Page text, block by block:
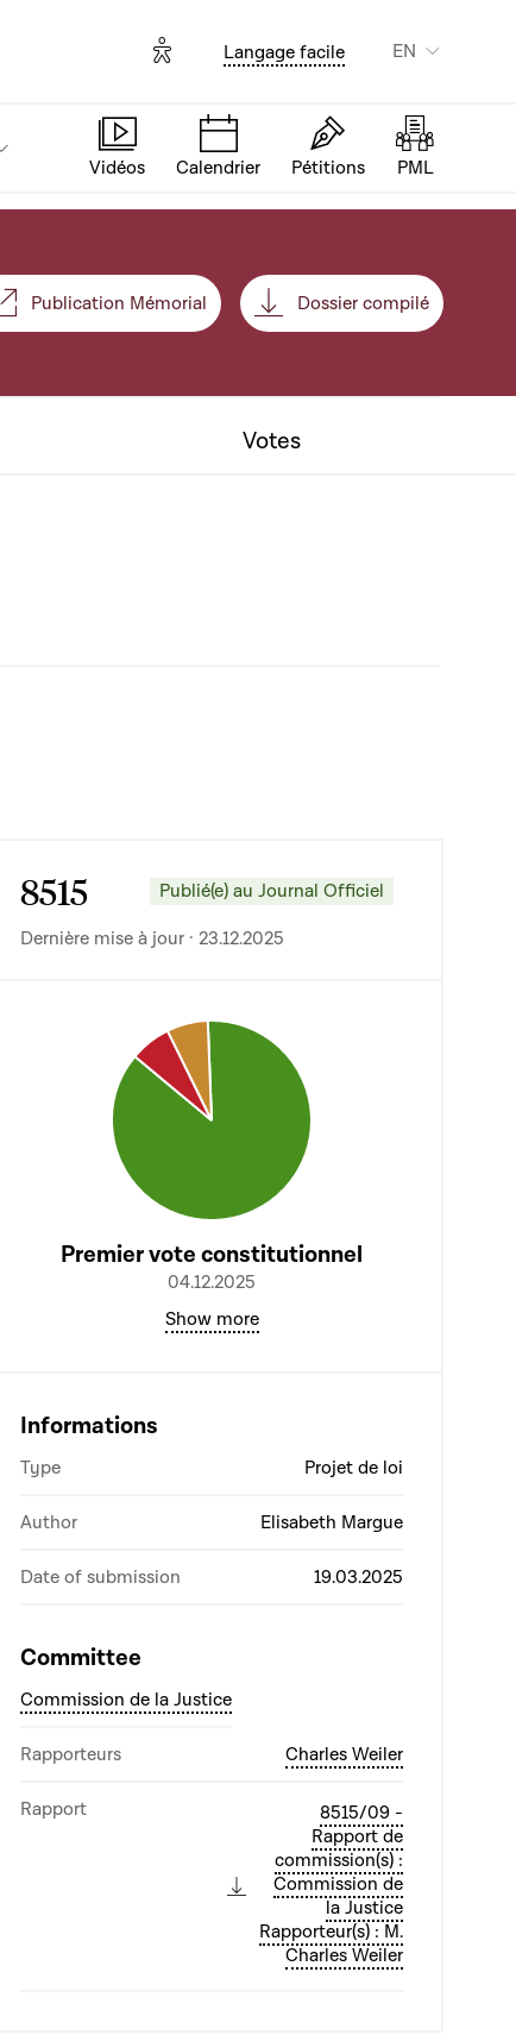
Options d'accessibilité
Langage facile EN
Vidéos Calendrier Pétitions PML
Publication Mémorial Dossier compilé
Votes
8515 Publié(e) au Journal Officiel
Dernière mise à jour · 23.12.2025
Premier vote constitutionnel
04.12.2025
Show more
Informations
Type Projet de loi
Author Elisabeth Margue
Date of submission 19.03.2025
Committee
Commission de la Justice
Rapporteurs Charles Weiler
Rapport
8515/09 -
Rapport de
commission(s) :
Commission de
la Justice
Rapporteur(s) : M.
Charles Weiler